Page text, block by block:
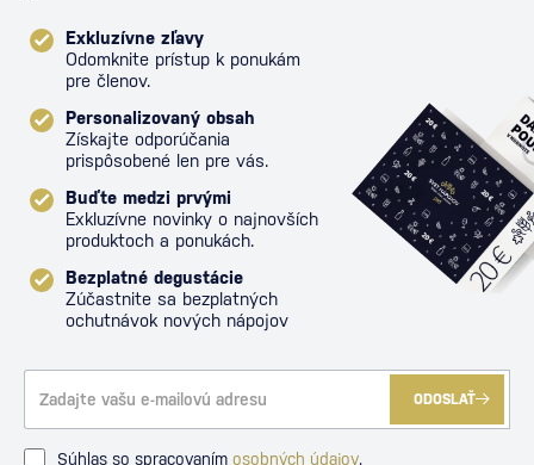
Exkluzívne zľavy
Odomknite prístup k ponukám
pre členov.
Personalizovaný obsah
Získajte odporúčania
prispôsobené len pre vás.
Buďte medzi prvými
Exkluzívne novinky o najnovších
produktoch a ponukách.
Bezplatné degustácie
Zúčastnite sa bezplatných
ochutnávok nových nápojov
ODOSLAŤ
Súhlas so spracovaním osobných údajov.